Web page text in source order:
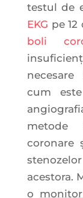
testul de
EKG pe
boli
cum
metode
coronare
acestora.
o